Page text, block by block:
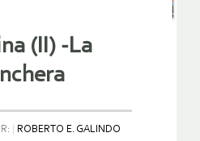
(II) -La
ROBERTO E. GALINDO